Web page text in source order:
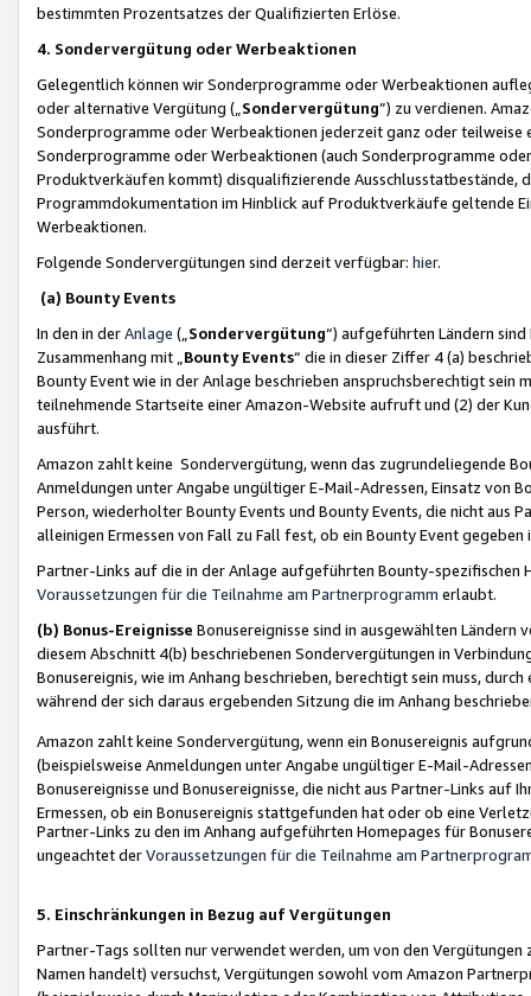
bestimmten Prozentsatzes der Qualifizierten Erlöse.
4. Sondervergütung oder Werbeaktionen
Gelegentlich können wir Sonderprogramme oder Werbeaktionen
oder alternative Vergütung („ Sondervergütung”) zu verdienen.
Sonderprogramme oder Werbeaktionen jederzeit ganz oder
Sonderprogramme oder Werbeaktionen (auch Sonderprogramme
Produktverkäufen kommt) disqualifizierende Ausschlusstatbestände,
Programmdokumentation im Hinblick auf Produktverkäufe geltende
Werbeaktionen.
Folgende Sondervergütungen sind derzeit verfügbar: hier.
(a) Bounty Events
In den in derAnlage („ Sondervergütung“) aufgeführten Ländern
Zusammenhang mit „ Bounty Events“ die in dieser Ziffer 4 (a)
Bounty Event wie in der Anlage beschrieben anspruchsberechtigt sein
teilnehmende Startseite einer Amazon-Website aufruft und (2) der
ausführt.
Amazon zahlt keine Sondervergütung, wenn das zugrundeliegende
Anmeldungen unter Angabe ungültiger E-Mail-Adressen, Einsatz von
Person, wiederholter Bounty Events und Bounty Events, die nicht
alleinigen Ermessen von Fall zu Fall fest, ob ein Bounty Event
Partner-Links auf die in der Anlage aufgeführten Bounty-spezifischen
Voraussetzungen für die Teilnahme am Partnerprogramm erlaubt.
(b) Bonus-Ereignisse Bonusereignisse sind in ausgewählten Ländern
diesem Abschnitt 4(b) beschriebenen Sondervergütungen in
Bonusereignis, wie im Anhang beschrieben, berechtigt sein muss,
während der sich daraus ergebenden Sitzung die im Anhang
Amazon zahlt keine Sondervergütung, wenn ein Bonusereignis
(beispielsweise Anmeldungen unter Angabe ungültiger E-Mail-
Bonusereignisse und Bonusereignisse, die nicht aus Partner-Links auf
Ermessen, ob ein Bonusereignis stattgefunden hat oder ob eine
Partner-Links zu den im Anhang aufgeführten Homepages für
ungeachtet derVoraussetzungen für die Teilnahme am
5. Einschränkungen in Bezug auf Vergütungen
Partner-Tags sollten nur verwendet werden, um von den
Namen handelt) versuchst, Vergütungen sowohl vom Amazon